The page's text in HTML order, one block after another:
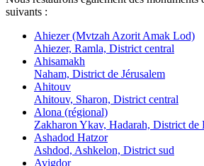
suivants :
Ahiezer (Mvtzah Azorit Amak Lod)
Ahiezer, Ramla, District central
Ahisamakh
Naham, District de Jérusalem
Ahitouv
Ahitouv, Sharon, District central
Alona (régional)
Zakharon Ykav, Hadarah, District de
Ashadod Hatzor
Ashdod, Ashkelon, District sud
Avigdor